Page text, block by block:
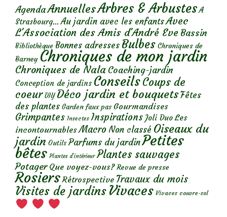
AgendaAnnuellesArbres & Arbustes A
Strasbourg... Au jardin avec les enfantsAvec
L'Association des Amis d'André Eve Bassin
Bibliothèque Bonnes adresses Bulbes Chroniques de
Barney Chroniques de mon jardin
Chroniques de Nala Coaching-jardin
Conception de jardins ConseilsCoups de
coeur DIY Déco jardin et bouquetsFêtes
des plantes Garden faux pas Gourmandises
Grimpantes Insectes Inspirations Joli Duo Les
incontournables Macro Non classé Oiseaux du
jardin Outils Parfums du jardinPetites
bêtes Plantes d’intérieur Plantes sauvages
Potager Que voyez-vous? Revue de presse
Rosiers Rétrospective Travaux du mois
Visites de jardins Vivaces Vivaces couvre-sol